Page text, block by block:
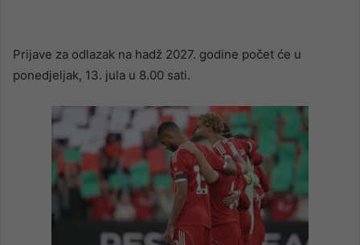
Prijave za odlazak na hadž 2027. godine počet će u
ponedjeljak, 13. jula u 8.00 sati.